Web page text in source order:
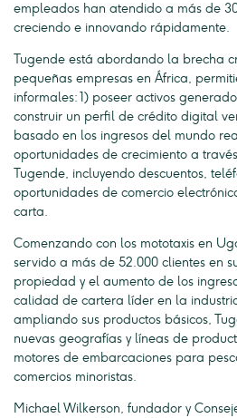
empleados han atendido a más de
creciendo e innovando rápidamente.
Tugende está abordando la brecha
pequeñas empresas en África,
informales: 1) poseer activos
construir un perfil de crédito digital
basado en los ingresos del mundo
oportunidades de crecimiento a
Tugende, incluyendo descuentos,
oportunidades de comercio
carta.
Comenzando con los mototaxis en
servido a más de 52.000 clientes en
propiedad y el aumento de los
calidad de cartera líder en la
ampliando sus productos básicos,
nuevas geografías y líneas de
motores de embarcaciones para
comercios minoristas.
Michael Wilkerson, fundador y